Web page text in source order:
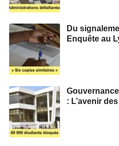
Du
Enquête au
: L’avenir